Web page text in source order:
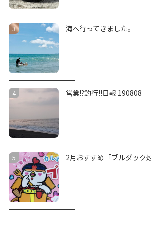
海へ行ってきました。
営業!?釣行!!日報 190808
2月おすすめ「ブルダック